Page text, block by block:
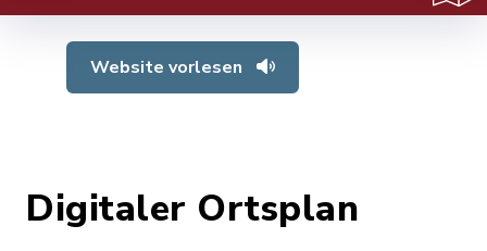
Website vorlesen
Digitaler Ortsplan